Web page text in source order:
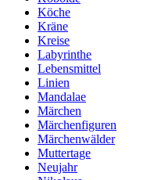
Köche
Kräne
Kreise
Labyrinthe
Lebensmittel
Linien
Mandalae
Märchen
Märchenfiguren
Märchenwälder
Muttertage
Neujahr